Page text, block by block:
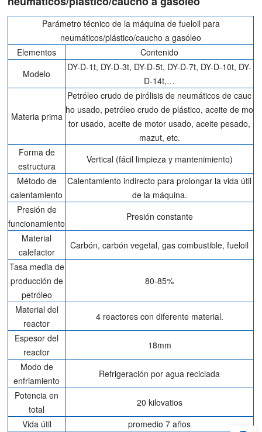
Parámetro técnico de la máquina de fueloil para
neumáticos/plástico/caucho a gasóleo
Elementos
Contenido
Modelo
DY-D-1t, DY-D-3t, DY-D-5t, DY-D-7t, DY-D-10t, DY-
D-14t,…
Materia prima
Petróleo crudo de pirólisis de neumáticos de cauc
ho usado, petróleo crudo de plástico, aceite de mo
tor usado, aceite de motor usado, aceite pesado,
mazut, etc.
Forma de
estructura
Vertical (fácil limpieza y mantenimiento)
Método de
calentamiento
Calentamiento indirecto para prolongar la vida útil
de la máquina.
Presión de
funcionamiento
Presión constante
Material
calefactor
Carbón, carbón vegetal, gas combustible, fueloil
Tasa media de
producción de
petróleo
80-85%
Material del
reactor
4 reactores con diferente material.
Espesor del
reactor
18mm
Modo de
enfriamiento
Refrigeración por agua reciclada
Potencia en
total
20 kilovatios
Vida útil
promedio 7 años